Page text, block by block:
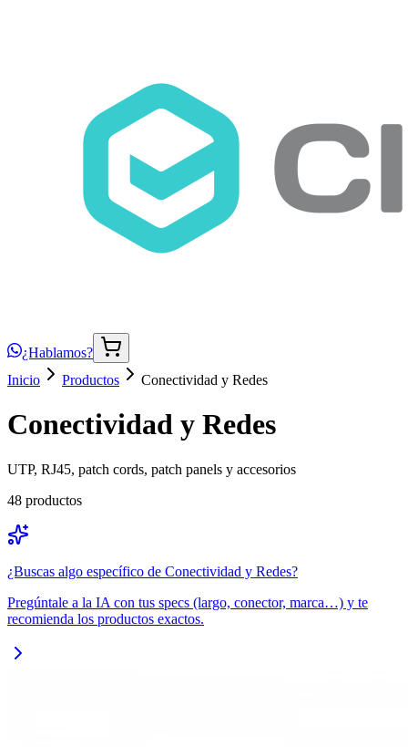
¿Hablamos?
Inicio
Productos Conectividad y Redes
Conectividad y Redes
UTP, RJ45, patch cords, patch panels y accesorios
48 productos
¿Buscas algo específico de Conectividad y Redes?
Pregúntale a la IA con tus specs (largo, conector, marca…) y te
recomienda los productos exactos.